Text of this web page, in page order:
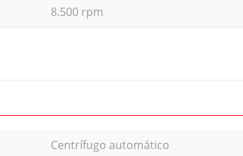
8.500 rpm
Centrífugo automático